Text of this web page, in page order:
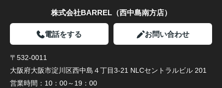
株式会社BARREL（西中島南方店）
電話をする お問い合わせ
〒532-0011
大阪府大阪市淀川区西中島４丁目3-21 NLCセントラルビル 201
営業時間： 10：00～19：00